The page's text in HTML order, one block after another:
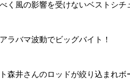
く風の影響を受けないベストシ
ラバマ波動でビッグバイト！
森井さんのロッドが絞り込まれ